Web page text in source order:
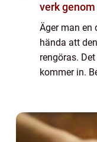
verk
händer
verktyg
Äger man en
hända att
rengöras.
kommer in. Begreppet är brett och omfattar